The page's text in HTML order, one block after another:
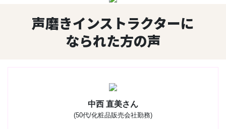
声磨きインストラクターに
なられた方の声
中西 直美さん
(50代/化粧品販売会社勤務)